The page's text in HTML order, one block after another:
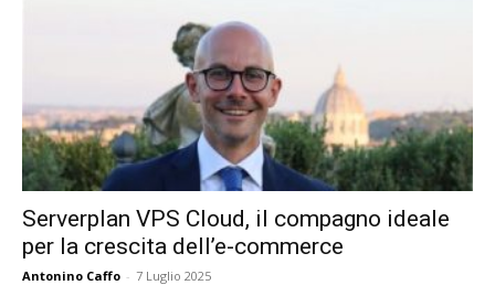
Serverplan VPS Cloud, il compagno ideale
per la crescita dell’e-commerce
Antonino Caffo - 7 Luglio 2025